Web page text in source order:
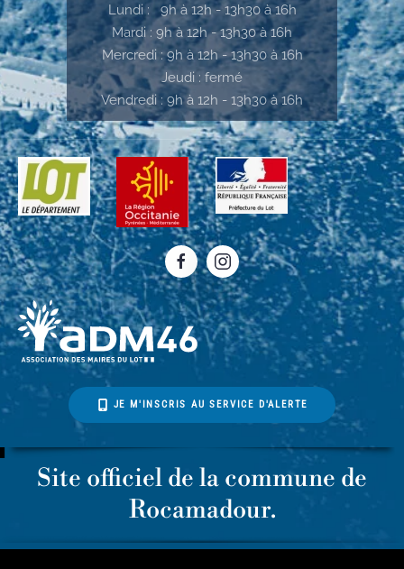
Lundi : 9h à 12h - 13h30 à 16h
Mardi : 9h à 12h - 13h30 à 16h
Mercredi : 9h à 12h - 13h30 à 16h
Jeudi : fermé
Vendredi : 9h à 12h - 13h30 à 16h
JE M'INSCRIS AU SERVICE D'ALERTE
Site officiel de la commune de
Rocamadour.